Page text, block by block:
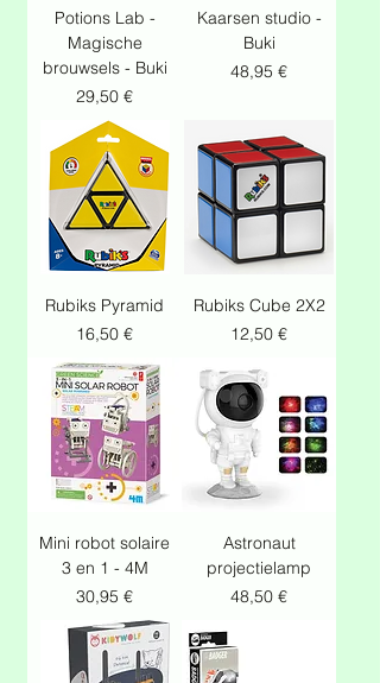
Potions Lab -
Magische
brouwsels - Buki
Prix
29,50 €
Kaarsen studio -
Buki
Prix
48,95 €
Rubiks Pyramid
Prix
16,50 €
Rubiks Cube 2X2
Prix
12,50 €
Mini robot solaire
3 en 1 - 4M
Prix
30,95 €
Astronaut
projectielamp
Prix
48,50 €